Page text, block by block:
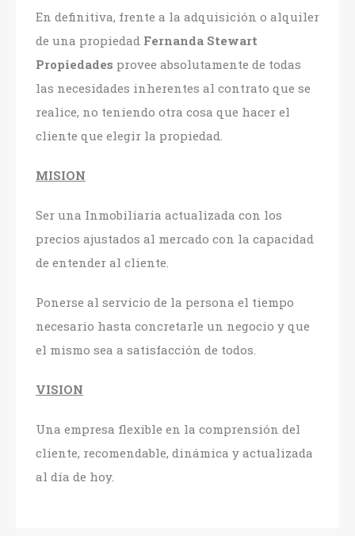
En definitiva, frente a la adquisición o alquiler
de una propiedad Fernanda Stewart
Propiedades provee absolutamente de todas
las necesidades inherentes al contrato que se
realice, no teniendo otra cosa que hacer el
cliente que elegir la propiedad.
MISION
Ser una Inmobiliaria actualizada con los
precios ajustados al mercado con la capacidad
de entender al cliente.
Ponerse al servicio de la persona el tiempo
necesario hasta concretarle un negocio y que
el mismo sea a satisfacción de todos.
VISION
Una empresa flexible en la comprensión del
cliente, recomendable, dinámica y actualizada
al día de hoy.